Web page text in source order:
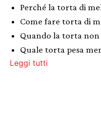
Perché la torta di
Come fare torta di
Quando la torta non
Quale torta pesa
Leggi tutti